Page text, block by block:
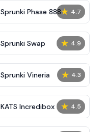
★ 4.7
Sprunki Phase 888
★ 4.9
Sprunki Swap
★ 4.3
Sprunki Vineria
★ 4.5
KATS Incredibox